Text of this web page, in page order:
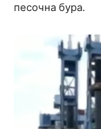
песочна бура.